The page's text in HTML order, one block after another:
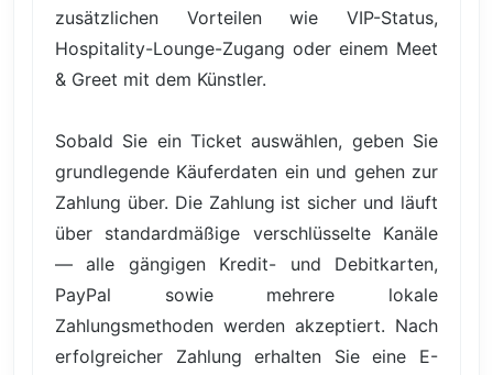
zusätzlichen Vorteilen wie VIP-Status,
Hospitality-Lounge-Zugang oder einem Meet
& Greet mit dem Künstler.
Sobald Sie ein Ticket auswählen, geben Sie
grundlegende Käuferdaten ein und gehen zur
Zahlung über. Die Zahlung ist sicher und läuft
über standardmäßige verschlüsselte Kanäle
— alle gängigen Kredit- und Debitkarten,
PayPal sowie mehrere lokale
Zahlungsmethoden werden akzeptiert. Nach
erfolgreicher Zahlung erhalten Sie eine E-